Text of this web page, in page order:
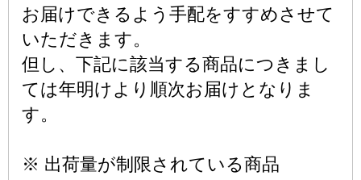
お届けできるよう手配をすすめさせて
いただきます。
但し、下記に該当する商品につきまし
ては年明けより順次お届けとなりま
す。
※ 出荷量が制限されている商品